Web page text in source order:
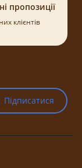
пропозиції
клієнтів
Підписатися
Підписатися